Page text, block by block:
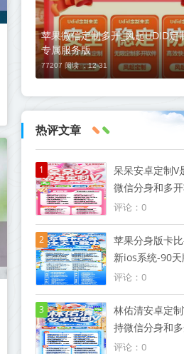
苹果微信定制多开_风起UDID定
专属服务版
77207 阅读 ，12-31
热评文章
1
呆呆安卓定制V
微信分身和多
码软件
评论：0
2
苹果分身版卡
新ios系统-90天
模式微信
评论：0
3
林佑清安卓定
持微信分身和
活码软件
评论：0